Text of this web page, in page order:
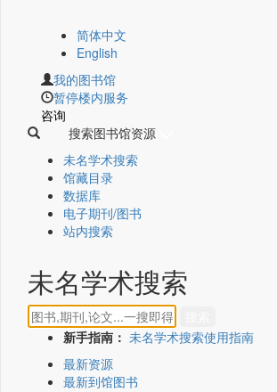
简体中文
English
我的图书馆
暂停楼内服务
咨询
搜索图书馆资源
未名学术搜索
馆藏目录
数据库
电子期刊/图书
站内搜索
未名学术搜索
新手指南： 未名学术搜索使用指南
最新资源
最新到馆图书